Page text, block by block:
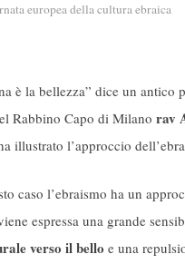
europea della cultura ebraica
è la bellezza” dice un
Rabbino Capo di Milano rav
illustrato l’approccio
caso l’ebraismo ha un
espressa una grande
verso il bello e una